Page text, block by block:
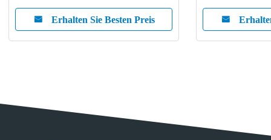
Erhalten Sie Besten Preis